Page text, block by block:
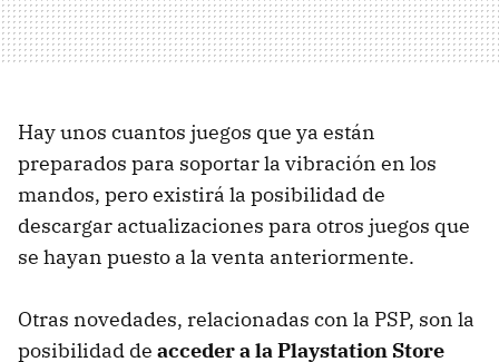
Hay unos cuantos juegos que ya están
preparados para soportar la vibración en los
mandos, pero existirá la posibilidad de
descargar actualizaciones para otros juegos que
se hayan puesto a la venta anteriormente.
Otras novedades, relacionadas con la PSP, son la
posibilidad de acceder a la Playstation Store